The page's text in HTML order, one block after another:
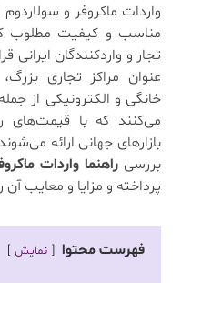
واردات ماکروفر و
مناسب و کیفیت مطلوب
تجار و واردکنندگان
عنوان مراکز تجاری
خانگی و الکترونیکی از
می‌کنند که با قیمت‌های
بازارهای جهانی ارائه
بررسی راهنما واردات
پرداخته و مزایا و معایب
فهرست محتوا نمایش